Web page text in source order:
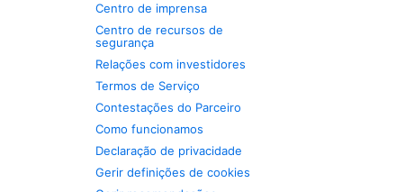
Centro de imprensa
Centro de recursos de
segurança
Relações com investidores
Termos de Serviço
Contestações do Parceiro
Como funcionamos
Declaração de privacidade
Gerir definições de cookies